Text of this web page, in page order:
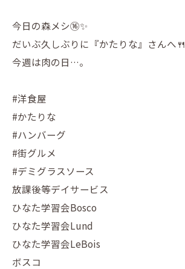
今日の森メシ⑯✨
だいぶ久しぶりに『かたりな』さんへ🍴
今週は肉の日…。
#洋食屋
#かたりな
#ハンバーグ
#街グルメ
#デミグラスソース
放課後等デイサービス
ひなた学習会Bosco
ひなた学習会Lund
ひなた学習会LeBois
ボスコ